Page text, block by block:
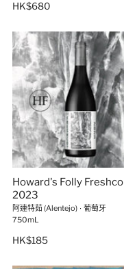
HK$680
Howard's Folly Freshco
2023
阿連特茹 (Alentejo) ∙ 葡萄牙
750mL
HK$185